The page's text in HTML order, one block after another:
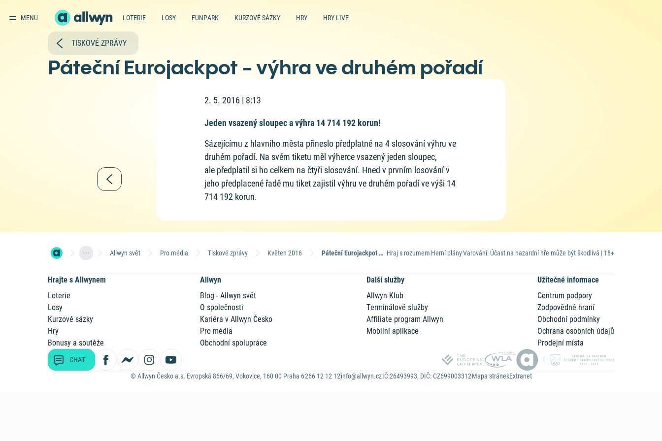
MENU LOTERIE LOSY FUNPARK KURZOVÉ SÁZKY HRY HRY LIVE
TISKOVÉ ZPRÁVY
Páteční Eurojackpot - výhra ve druhém pořadí
2. 5. 2016 | 8:13
Jeden vsazený sloupec a výhra 14 714 192 korun!
Sázejícímu z hlavního města přineslo předplatné na 4 slosování výhru ve
druhém pořadí. Na svém tiketu měl výherce vsazený jeden sloupec,
ale předplatil si ho celkem na čtyři slosování. Hned v prvním losování v
jeho předplacené řadě mu tiket zajistil výhru ve druhém pořadí ve výši 14
714 192 korun.
Allwyn svět Pro média Tiskové zprávy Květen 2016 Páteční Eurojackpot - výhra ve druhém pořadí Hraj s rozumem Herní plányVarování: Účast na hazardní hře může být škodlivá | 18+
Hrajte s Allwynem
Loterie
Losy
Kurzové sázky
Hry
Bonusy a soutěže
Allwyn
Blog - Allwyn svět
O společnosti
Kariéra v Allwyn Česko
Pro média
Obchodní spolupráce
Další služby
Allwyn Klub
Terminálové služby
Affiliate program Allwyn
Mobilní aplikace
Užitečné informace
Centrum podpory
Zodpovědné hraní
Obchodní podmínky
Ochrana osobních údajů
Prodejní místa
CHAT
© Allwyn Česko a.s. Evropská 866/69, Vokovice, 160 00 Praha 6266 12 12 12info@allwyn.czIČ:26493993, DIČ: CZ699003312Mapa stránekExtranet